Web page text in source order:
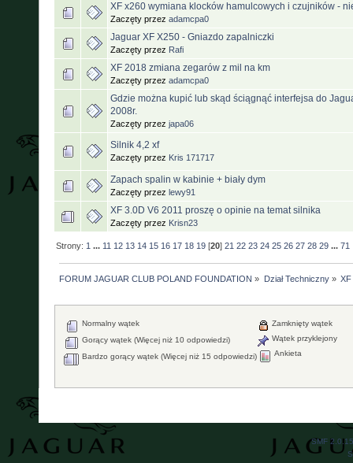
XF x260 wymiana klocków hamulcowych i czujników -
Zaczęty przez adamcpa0
Jaguar XF X250 - Gniazdo zapalniczki
Zaczęty przez Rafi
XF 2018 zmiana zegarów z mil na km
Zaczęty przez adamcpa0
Gdzie można kupić lub skąd ściągnąć interfejsa do
2008r.
Zaczęty przez japa06
Silnik 4,2 xf
Zaczęty przez Kris 171717
Zapach spalin w kabinie + biały dym
Zaczęty przez lewy91
XF 3.0D V6 2011 proszę o opinie na temat silnika
Zaczęty przez Krisn23
Strony: 1 ... 11 12 13 14 15 16 17 18 19 [20]21 22 23 24 25 26 27 28 29 ...71
FORUM JAGUAR CLUB POLAND FOUNDATION » Dział Techniczny» XF
Normalny wątek
Gorący wątek (Więcej niż 10 odpowiedzi)
Bardzo gorący wątek (Więcej niż 15 odpowiedzi)
Zamknięty wątek
Wątek przyklejony
Ankieta
SMF 2.0.15